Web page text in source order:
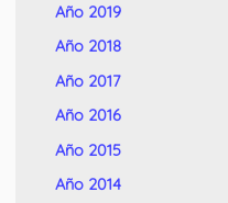
Año 2019
Año 2018
Año 2017
Año 2016
Año 2015
Año 2014